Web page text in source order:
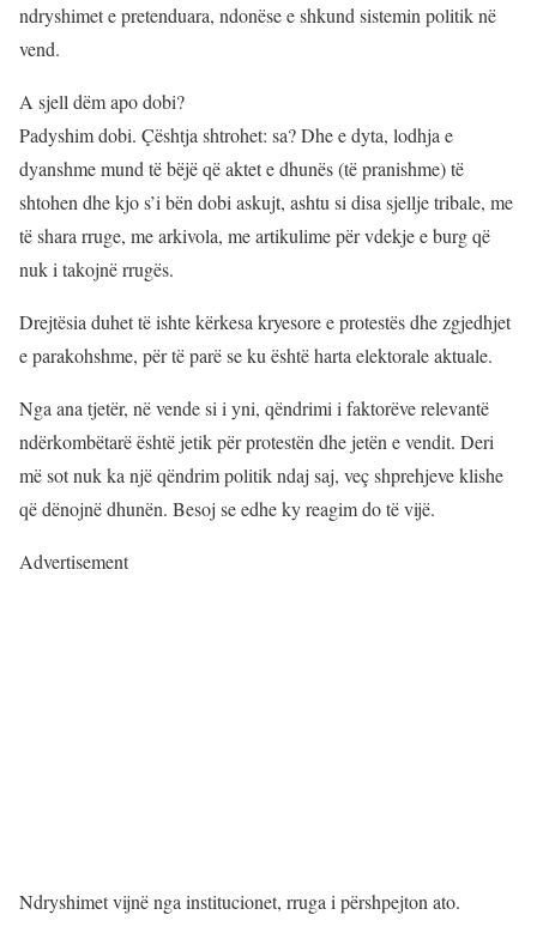
ndryshimet e pretenduara, ndonëse e shkund sistemin politik në
vend.
A sjell dëm apo dobi?
Padyshim dobi. Çështja shtrohet: sa? Dhe e dyta, lodhja e
dyanshme mund të bëjë që aktet e dhunës (të pranishme) të
shtohen dhe kjo s’i bën dobi askujt, ashtu si disa sjellje tribale, me
të shara rruge, me arkivola, me artikulime për vdekje e burg që
nuk i takojnë rrugës.
Drejtësia duhet të ishte kërkesa kryesore e protestës dhe zgjedhjet
e parakohshme, për të parë se ku është harta elektorale aktuale.
Nga ana tjetër, në vende si i yni, qëndrimi i faktorëve relevantë
ndërkombëtarë është jetik për protestën dhe jetën e vendit. Deri
më sot nuk ka një qëndrim politik ndaj saj, veç shprehjeve klishe
që dënojnë dhunën. Besoj se edhe ky reagim do të vijë.
Advertisement
Ndryshimet vijnë nga institucionet, rruga i përshpejton ato.